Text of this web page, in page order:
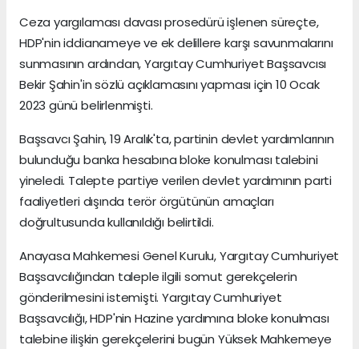
Ceza yargılaması davası prosedürü işlenen süreçte,
HDP'nin iddianameye ve ek delillere karşı savunmalarını
sunmasının ardından, Yargıtay Cumhuriyet Başsavcısı
Bekir Şahin'in sözlü açıklamasını yapması için 10 Ocak
2023 günü belirlenmişti.
Başsavcı Şahin, 19 Aralık'ta, partinin devlet yardımlarının
bulunduğu banka hesabına bloke konulması talebini
yineledi. Talepte partiye verilen devlet yardımının parti
faaliyetleri dışında terör örgütünün amaçları
doğrultusunda kullanıldığı belirtildi.
Anayasa Mahkemesi Genel Kurulu, Yargıtay Cumhuriyet
Başsavcılığından taleple ilgili somut gerekçelerin
gönderilmesini istemişti. Yargıtay Cumhuriyet
Başsavcılığı, HDP'nin Hazine yardımına bloke konulması
talebine ilişkin gerekçelerini bugün Yüksek Mahkemeye